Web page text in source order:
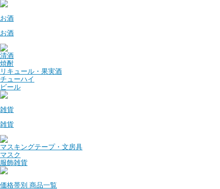
お酒
お酒
清酒
焼酎
リキュール・果実酒
チューハイ
ビール
雑貨
雑貨
マスキングテープ・文房具
マスク
服飾雑貨
価格帯別 商品一覧